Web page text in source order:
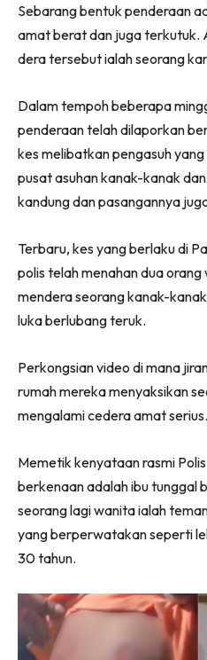
Sebarang bentuk penderaan
amat berat dan juga terkutuk.
dera tersebut ialah seorang
Dalam tempoh beberapa
penderaan telah dilaporkan
kes melibatkan pengasuh
pusat asuhan kanak-kanak
kandung dan pasangannya
Terbaru, kes yang berlaku di
polis telah menahan dua
mendera seorang kanak-
luka berlubang teruk.
Perkongsian video di mana
rumah mereka menyaksikan
mengalami cedera amat serius.
Memetik kenyataan rasmi
berkenaan adalah ibu tunggal
seorang lagi wanita ialah
yang berperwatakan seperti
30 tahun.